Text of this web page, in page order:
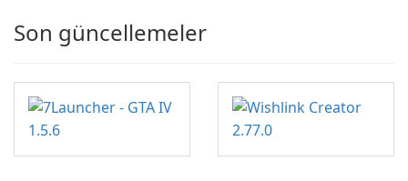
Son güncellemeler